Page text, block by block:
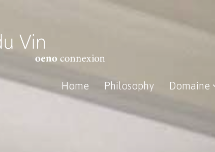
Home Philosophy Domaine